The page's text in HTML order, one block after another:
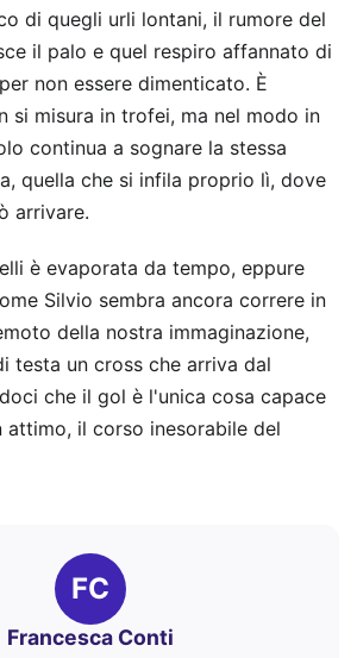
di quegli urli lontani, il rumore del
il palo e quel respiro affannato di
non essere dimenticato. È
si misura in trofei, ma nel modo in
continua a sognare la stessa
quella che si infila proprio lì, dove
arrivare.
è evaporata da tempo, eppure
Silvio sembra ancora correre in
della nostra immaginazione,
testa un cross che arriva dal
che il gol è l'unica cosa capace
attimo, il corso inesorabile del
FC
Francesca Conti